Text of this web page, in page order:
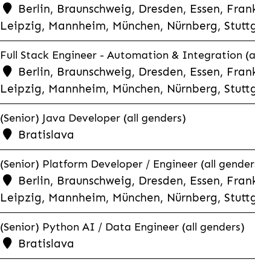
Berlin, Braunschweig, Dresden, Essen,
Leipzig, Mannheim, München, Nürnberg,
Full Stack Engineer - Automation & Integration
Berlin, Braunschweig, Dresden, Essen,
Leipzig, Mannheim, München, Nürnberg,
(Senior) Java Developer (all genders)
Bratislava
(Senior) Platform Developer / Engineer (all
Berlin, Braunschweig, Dresden, Essen,
Leipzig, Mannheim, München, Nürnberg,
(Senior) Python AI / Data Engineer (all genders)
Bratislava